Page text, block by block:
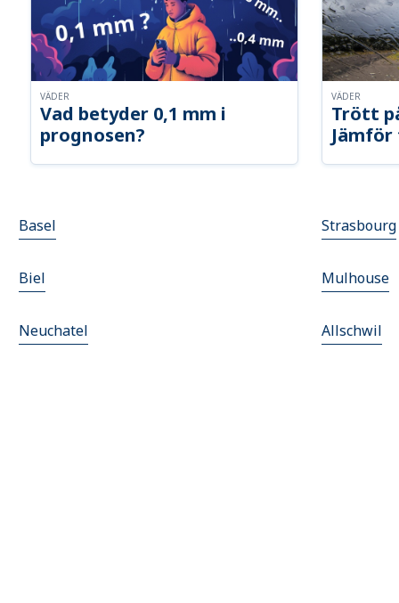
Vad betyder 0,1 mm i
prognosen?
VÄDER
Trött
VÄDER
Basel Strasbourg
Biel Mulhouse
Neuchatel Allschwil